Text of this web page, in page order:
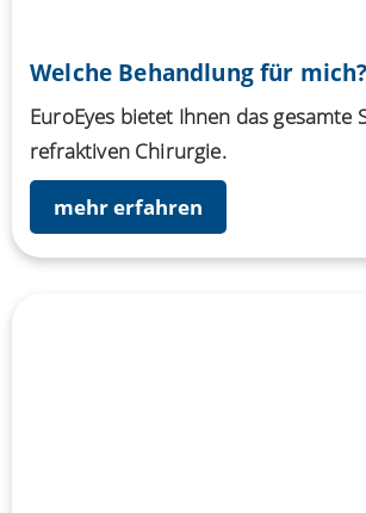
Welche Behandlung für mich?
EuroEyes bietet Ihnen das gesamte
refraktiven Chirurgie.
mehr erfahren